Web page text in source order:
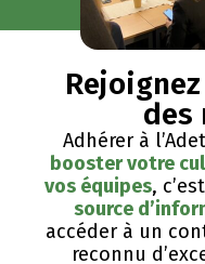
des
Adhérer à
booster votre
vos équipes,
source
accéder à un
reconnu